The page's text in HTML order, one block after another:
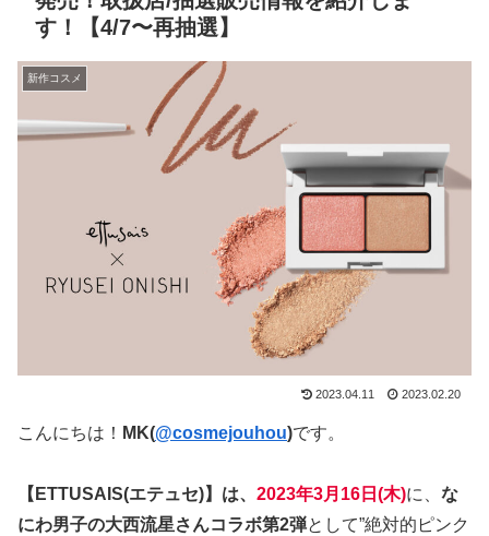
す！【4/7〜再抽選】
新作コスメ
2023.04.11 2023.02.20
こんにちは！ MK(@cosmejouhou)です。
【ETTUSAIS(エテュセ)】は、 2023年3月16日(木)に、 な
にわ男子の大西流星さんコラボ第2弾として”絶対的ピンク